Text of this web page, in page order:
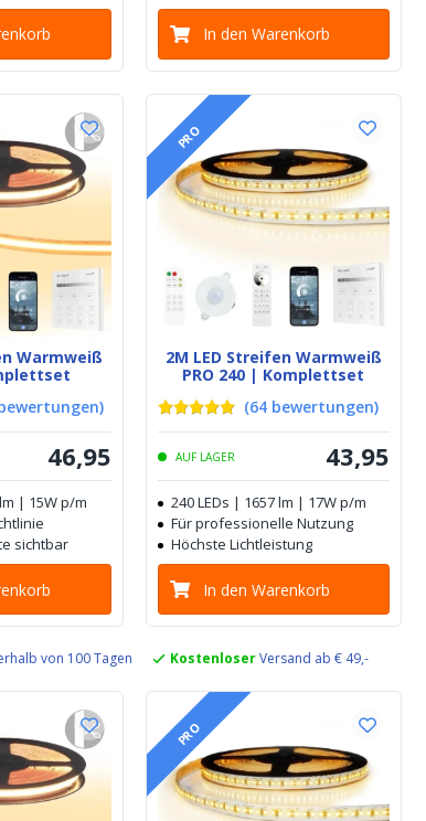
In den Warenkorb
Warmweiß
)
46,95
| 15W p/m
sichtbar
PRO
2M LED Streifen Warmweiß
PRO 240 | Komplettset
(64 bewertungen)
AUF LAGER 43,95
240 LEDs | 1657 lm | 17W p/m
Für professionelle Nutzung
Höchste Lichtleistung
In den Warenkorb
von 100 Tagen KostenloserVersand ab € 49,-
PRO